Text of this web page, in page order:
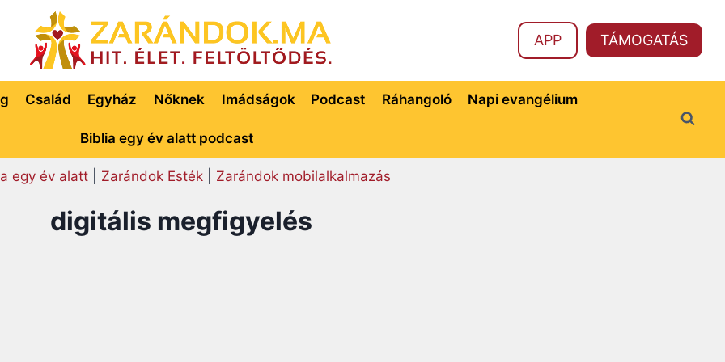
APP TÁMOGATÁS
Család Egyház Nőknek Imádságok Podcast Ráhangoló Napi evangélium
Biblia egy év alatt podcast
egy év alatt| Zarándok Esték| Zarándok mobilalkalmazás
digitális megfigyelés